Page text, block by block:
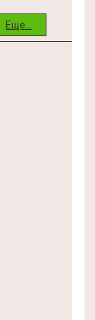
Еще...